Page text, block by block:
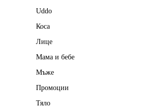
Uddo
Коса
Лице
Мама и бебе
Мъже
Промоции
Тяло